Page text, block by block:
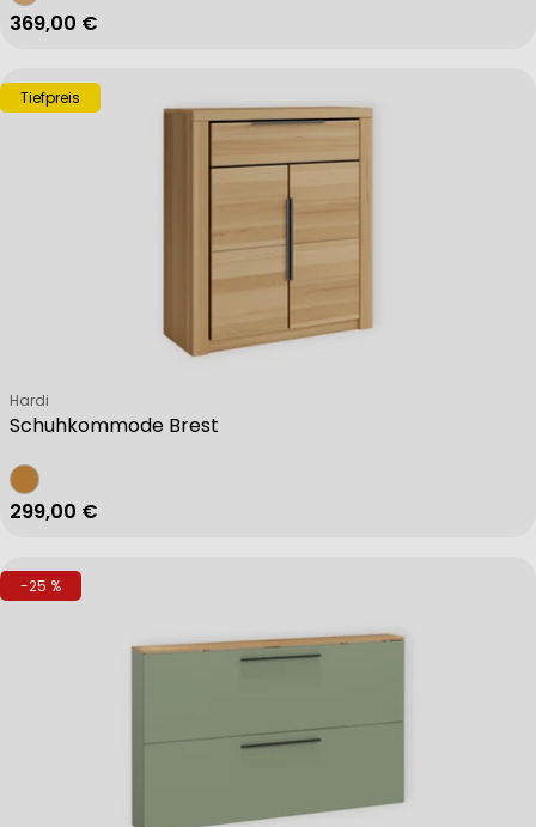
Regulärer Preis
369,00 €
Tiefpreis
Schuhkommode Brest
Verkäufer:
Hardi
Regulärer Preis
299,00 €
-25 %